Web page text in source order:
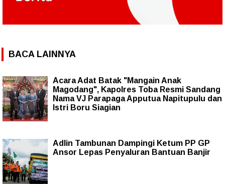
BACA LAINNYA
Acara Adat Batak "Mangain Anak
Magodang", Kapolres Toba Resmi Sandang
Nama VJ Parapaga Apputua Napitupulu dan
Istri Boru Siagian
Adlin Tambunan Dampingi Ketum PP GP
Ansor Lepas Penyaluran Bantuan Banjir